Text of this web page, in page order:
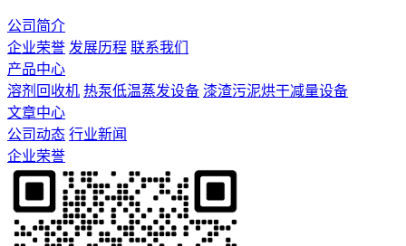
公司简介
企业荣誉 发展历程 联系我们
产品中心
溶剂回收机 热泵低温蒸发设备 漆渣污泥烘干减量设备
文章中心
公司动态 行业新闻
企业荣誉